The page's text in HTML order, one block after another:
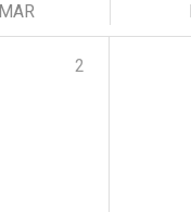
MAR
2